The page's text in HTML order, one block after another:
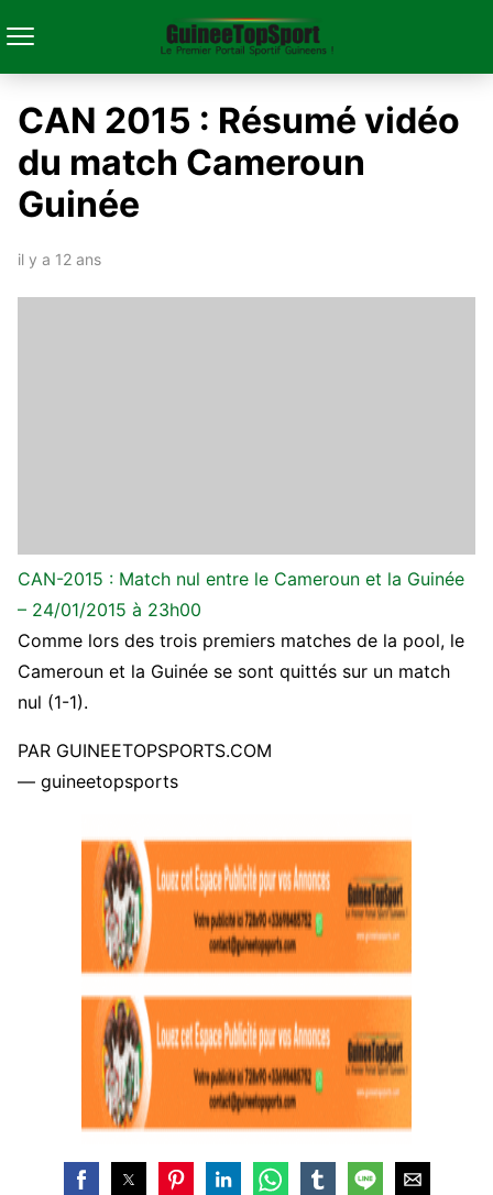
CAN 2015 : Résumé vidéo
du match Cameroun
Guinée
il y a 12 ans
CAN-2015 : Match nul entre le Cameroun et la Guinée
– 24/01/2015 à 23h00
Comme lors des trois premiers matches de la pool, le
Cameroun et la Guinée se sont quittés sur un match
nul (1-1).
PAR GUINEETOPSPORTS.COM
— guineetopsports